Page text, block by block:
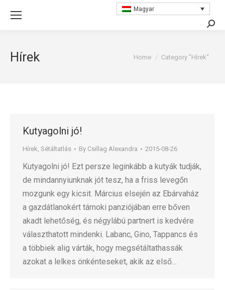
Magyar
Hírek You are here:
Home Category "Hírek"
Kutyagolni jó!
Hírek, Sétáltatlás By Csillag Alexandra 2015-08-26
Kutyagolni jó! Ezt persze leginkább a kutyák tudják,
de mindannyiunknak jót tesz, ha a friss levegőn
mozgunk egy kicsit. Március elsején az Ebárvaház
a gazdátlanokért tárnoki panziójában erre bőven
akadt lehetőség, és négylábú partnert is kedvére
választhatott mindenki. Labanc, Gino, Tappancs és
a többiek alig várták, hogy megsétáltathassák
azokat a lelkes önkénteseket, akik az első…